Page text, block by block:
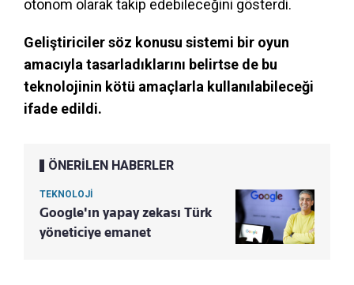
otonom olarak takip edebileceğini gösterdi.
Geliştiriciler söz konusu sistemi bir oyun
amacıyla tasarladıklarını belirtse de bu
teknolojinin kötü amaçlarla kullanılabileceği
ifade edildi.
ÖNERİLEN HABERLER
TEKNOLOJİ
Google'ın yapay zekası Türk
yöneticiye emanet